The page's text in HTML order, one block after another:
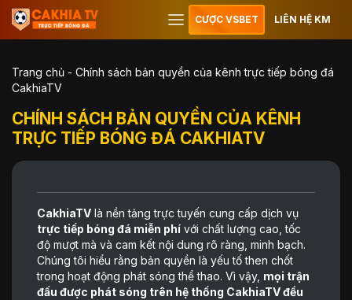
CƯỢC VSBET LIÊN HỆ KM
Trang chủ - Chính sách bản quyền của kênh trực tiếp bóng đá
CakhiaTV
CHÍNH SÁCH BẢN QUYỀN CỦA KÊNH
TRỰC TIẾP BÓNG ĐÁ CAKHIATV
CakhiaTV là nền tảng trực tuyến cung cấp dịch vụ
trực tiếp bóng đá miễn phí với chất lượng cao, tốc
độ mượt mà và cam kết nội dung rõ ràng, minh bạch.
Chúng tôi hiểu rằng bản quyền là yếu tố then chốt
trong hoạt động phát sóng thể thao. Vì vậy, mọi trận
đấu được phát sóng trên hệ thống CakhiaTV đều